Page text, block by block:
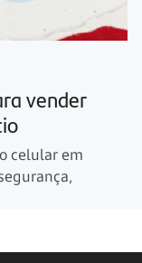
vender
celular em